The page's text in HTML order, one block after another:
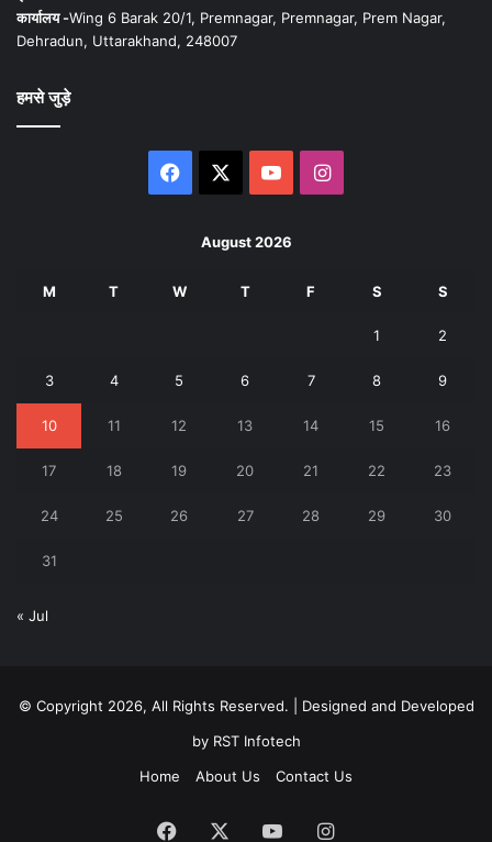
कार्यालय -Wing 6 Barak 20/1, Premnagar, Premnagar, Prem Nagar,
Dehradun, Uttarakhand, 248007
हमसे जुड़े
Facebook YouTubeInstagram
August 2026
M T W T F S S
1 2
3 4 5 6 7 8 9
10 11 12 13 14 15 16
17 18 19 20 21 22 23
24 25 26 27 28 29 30
31
« Jul
© Copyright 2026, All Rights Reserved. | Designed and Developed
byRST Infotech
Home
About Us Contact Us
Facebook YouTubeInstagram